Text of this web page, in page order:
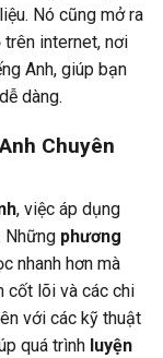
Nó cũng mở ra
internet, nơi
Anh, giúp bạn
dàng.
Chuyên
, việc áp dụng
Những phương
nhanh hơn mà
cốt lõi và các chi
với các kỹ thuật
quá trình luyện